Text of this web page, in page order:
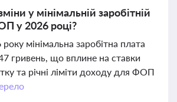
у мінімальній заробітній
у 2026 році?
мінімальна заробітна плата
гривень, що вплине на ставки
та річні ліміти доходу для ФОП